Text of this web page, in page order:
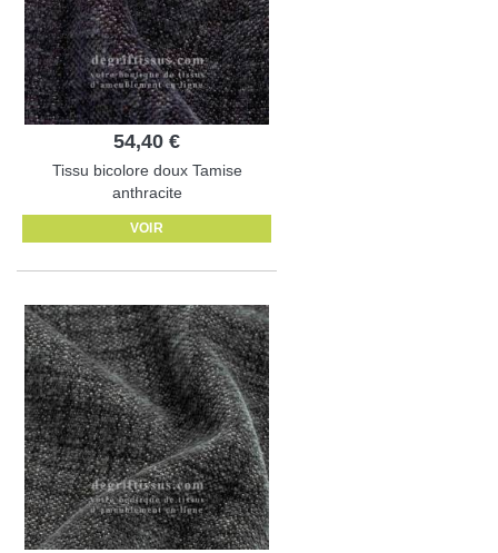
54,40 €
Tissu bicolore doux Tamise
anthracite
VOIR